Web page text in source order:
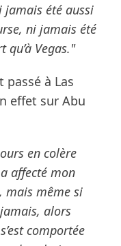
jamais été aussi
ni jamais été
qu’à Vegas."
passé à Las
effet sur Abu
en colère
affecté mon
mais même si
alors
comportée